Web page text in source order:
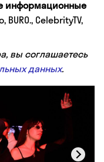
информационные
CelebrityTV,
вы соглашаетесь
данных.